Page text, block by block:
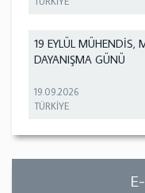
19 EYLÜL MÜHENDİS,
DAYANIŞMA GÜNÜ
19.09.2026
TÜRKİYE